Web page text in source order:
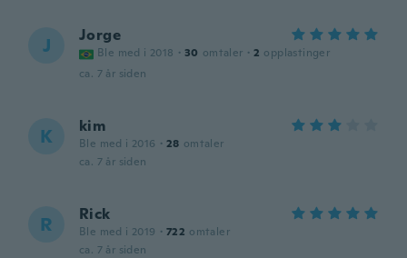
J Jorge
Ble med i 2018 · 30 omtaler · 2 opplastinger
ca. 7 år siden
K kim
Ble med i 2016 · 28 omtaler
ca. 7 år siden
R Rick
Ble med i 2019 · 722 omtaler
ca. 7 år siden